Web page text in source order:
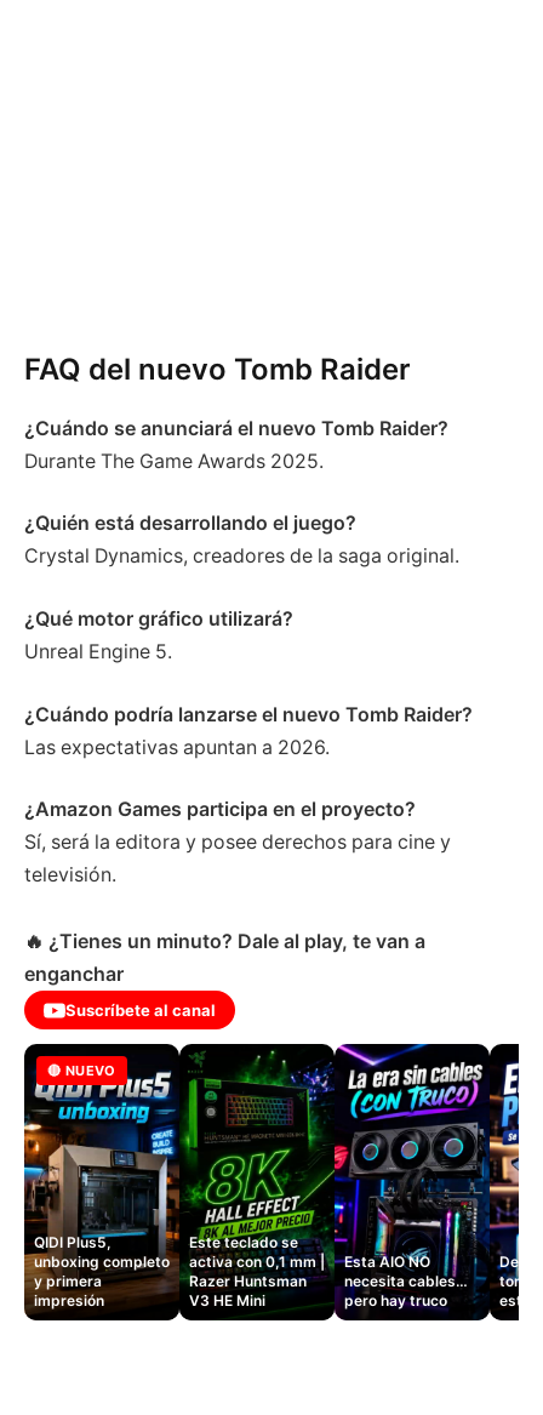
FAQ del nuevo Tomb Raider
¿Cuándo se anunciará el nuevo Tomb Raider?
Durante The Game Awards 2025.
¿Quién está desarrollando el juego?
Crystal Dynamics, creadores de la saga original.
¿Qué motor gráfico utilizará?
Unreal Engine 5.
¿Cuándo podría lanzarse el nuevo Tomb Raider?
Las expectativas apuntan a 2026.
¿Amazon Games participa en el proyecto?
Sí, será la editora y posee derechos para cine y
televisión.
🔥 ¿Tienes un minuto? Dale al play, te van a
enganchar
Suscríbete al canal
🔴 NUEVO
QIDI Plus5,
unboxing completo
y primera
impresión
Este teclado se
activa con 0,1 mm |
Razer Huntsman
V3 HE Mini
Esta AIO NO
necesita cables…
pero hay truco
Dejé
este